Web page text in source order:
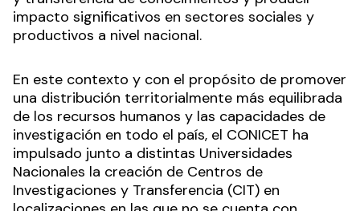
impacto significativos en sectores sociales y
productivos a nivel nacional.
En este contexto y con el propósito de promover
una distribución territorialmente más equilibrada
de los recursos humanos y las capacidades de
investigación en todo el país, el CONICET ha
impulsado junto a distintas Universidades
Nacionales la creación de Centros de
Investigaciones y Transferencia (CIT) en